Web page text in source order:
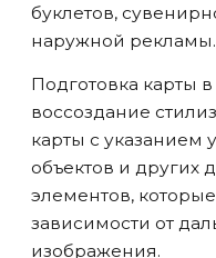
буклетов,
наружной рекламы.
Подготовка карты
воссоздание
карты с указанием
объектов и других
элементов,
зависимости от
изображения.